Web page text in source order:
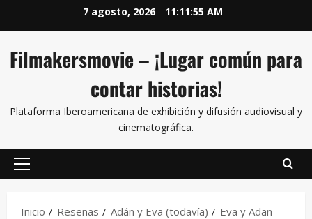
7 agosto, 2026 11:11:55 AM
Filmakersmovie – ¡Lugar común para
contar historias!
Plataforma Iberoamericana de exhibición y difusión audiovisual y
cinematográfica.
Inicio Reseñas Adán y Eva (todavía) Eva y Adan